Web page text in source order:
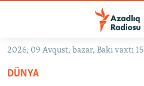
Əsas
qayıt
2026, 09 Avqust, bazar, Bakı vaxtı
DÜNYA